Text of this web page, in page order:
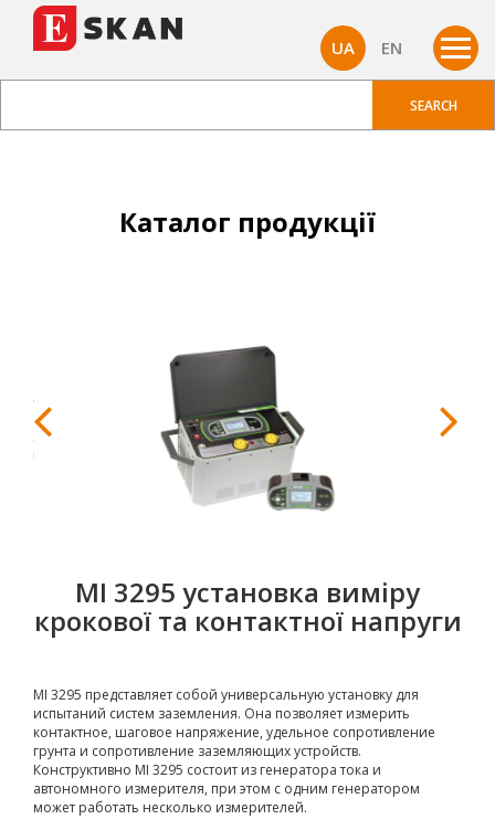
UA EN
Каталог продукції
MI 3295 установка виміру
крокової та контактної напруги
MI 3295 представляет собой универсальную установку для
испытаний систем заземления. Она позволяет измерить
контактное, шаговое напряжение, удельное сопротивление
грунта и сопротивление заземляющих устройств.
Конструктивно MI 3295 состоит из генератора тока и
автономного измерителя, при этом с одним генератором
может работать несколько измерителей.